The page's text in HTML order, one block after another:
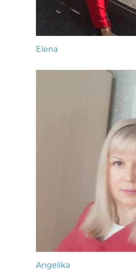
Elena
Angelika